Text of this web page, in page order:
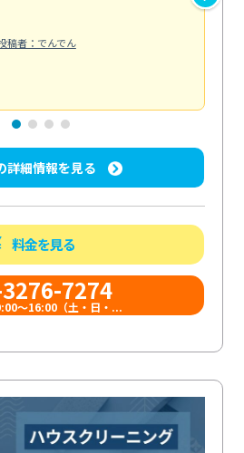
稿者：でんでん
詳細情報を見る
料金を見る
7274
〜16:00（土・日・...